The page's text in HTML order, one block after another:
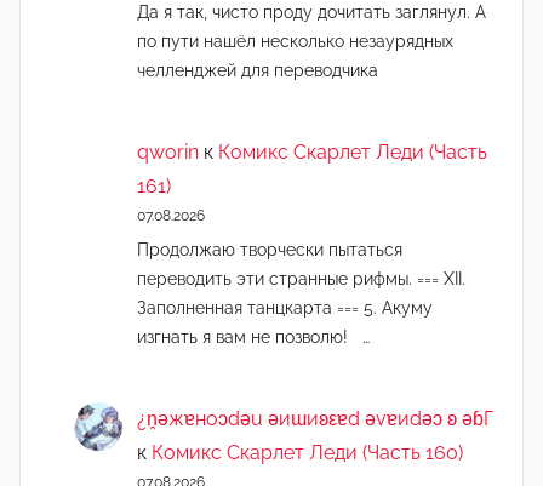
Да я так, чисто проду дочитать заглянул. А
по пути нашёл несколько незаурядных
челленджей для переводчика
qworin к Комикс Скарлет Леди (Часть
161)
07.08.2026
Продолжаю творчески пытаться
переводить эти странные рифмы. === XII.
Заполненная танцкарта === 5. Акуму
изгнать я вам не позволю! …
¿n̯ǝжɐноɔdǝu ǝиɯиʚεɐd ǝvɐиdǝɔ ʚ ǝɓГ
к Комикс Скарлет Леди (Часть 160)
07.08.2026